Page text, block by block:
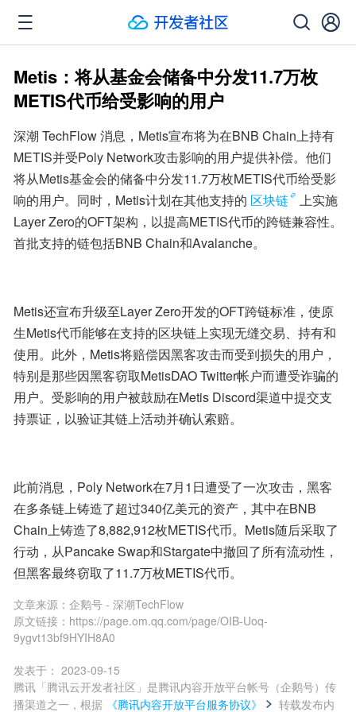
Metis：将从基金会储备中分发11.7万枚
METIS代币给受影响的用户
深潮 TechFlow 消息，Metis宣布将为在BNB Chain上持有
METIS并受Poly Network攻击影响的用户提供补偿。他们
将从Metis基金会的储备中分发11.7万枚METIS代币给受影
响的用户。同时，Metis计划在其他支持的 区块链
上实施
Layer Zero的OFT架构，以提高METIS代币的跨链兼容性。
首批支持的链包括BNB Chain和Avalanche。
Metis还宣布升级至Layer Zero开发的OFT跨链标准，使原
生Metis代币能够在支持的区块链上实现无缝交易、持有和
使用。此外，Metis将赔偿因黑客攻击而受到损失的用户，
特别是那些因黑客窃取MetisDAO Twitter帐户而遭受诈骗的
用户。受影响的用户被鼓励在Metis Discord渠道中提交支
持票证，以验证其链上活动并确认索赔。
此前消息，Poly Network在7月1日遭受了一次攻击，黑客
在多条链上铸造了超过340亿美元的资产，其中在BNB
Chain上铸造了8,882,912枚METIS代币。Metis随后采取了
行动，从Pancake Swap和Stargate中撤回了所有流动性，
但黑客最终窃取了11.7万枚METIS代币。
文章来源： 企鹅号 - 深潮TechFlow
原文链接： https://page.om.qq.com/page/OIB-Uoq-
9ygvt13bf9HYIH8A0
发表于： 2023-09-15
腾讯「腾讯云开发者社区」是腾讯内容开放平台帐号（企鹅号）传
播渠道之一，根据
《腾讯内容开放平台服务协议》 转载发布内